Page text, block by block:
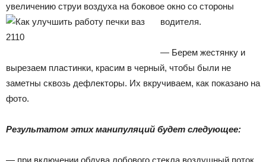
увеличению струи воздуха на боковое окно со стороны
водителя.
— Берем жестянку и
вырезаем пластинки, красим в черный, чтобы были не
заметны сквозь дефлекторы. Их вкручиваем, как показано на
фото.
Результатом этих манипуляций будет следующее:
— при включении обдува лобового стекла воздушный поток